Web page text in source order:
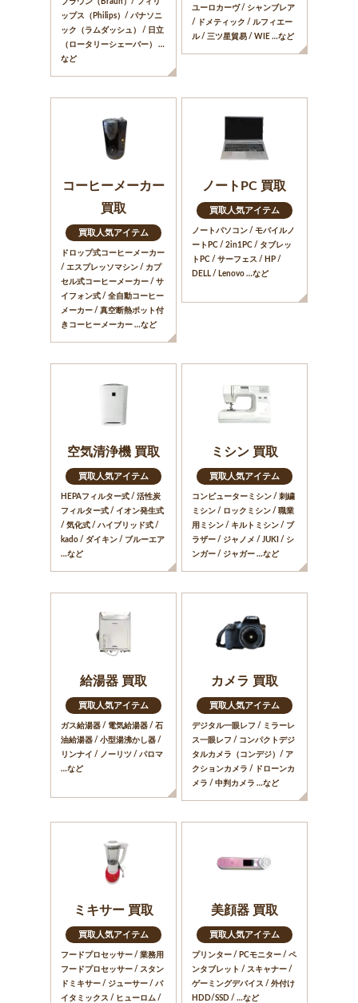
ップス（Philips）/ パナソニ
ック（ラムダッシュ） / 日立
（ロータリーシェーバー） …
など
ユーロカーヴ / シャンブレア
/ ドメティック / ルフィエー
ル / 三ツ星貿易 / WIE …など
コーヒーメーカー
買取
買取人気アイテム
ドロップ式コーヒーメーカー
/ エスプレッソマシン / カプ
セル式コーヒーメーカー / サ
イフォン式 / 全自動コーヒー
メーカー / 真空断熱ポット付
きコーヒーメーカー …など
ノートPC 買取
買取人気アイテム
ノートパソコン / モバイルノ
ートPC / 2in1PC / タブレッ
トPC / サーフェス / HP /
DELL / Lenovo …など
空気清浄機 買取
買取人気アイテム
HEPAフィルター式 / 活性炭
フィルター式 / イオン発生式
/ 気化式 / ハイブリッド式 /
kado / ダイキン / ブルーエア
…など
ミシン 買取
買取人気アイテム
コンピューターミシン / 刺繍
ミシン / ロックミシン / 職業
用ミシン / キルトミシン / ブ
ラザー / ジャノメ / JUKI / シ
ンガー / ジャガー …など
給湯器 買取
買取人気アイテム
ガス給湯器 / 電気給湯器 / 石
油給湯器 / 小型湯沸かし器 /
リンナイ / ノーリツ / パロマ
…など
カメラ 買取
買取人気アイテム
デジタル一眼レフ / ミラーレ
ス一眼レフ / コンパクトデジ
タルカメラ（コンデジ）/ ア
クションカメラ / ドローンカ
メラ / 中判カメラ …など
ミキサー 買取
買取人気アイテム
フードプロセッサー / 業務用
フードプロセッサー / スタン
ドミキサー / ジューサー / バ
イタミックス / ヒューロム /
美顔器 買取
買取人気アイテム
プリンター / PCモニター / ペ
ンタブレット / スキャナー /
ゲーミングデバイス / 外付け
HDD/SSD / …など